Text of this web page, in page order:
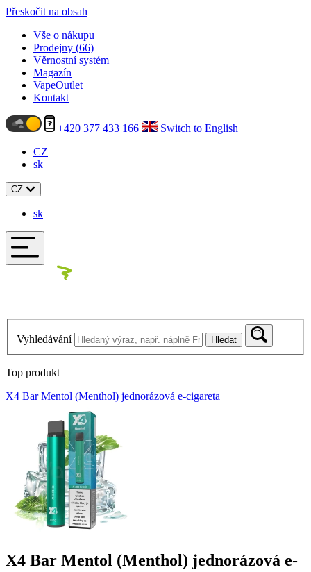
Přeskočit na obsah
Vše o nákupu
Prodejny (66)
Věrnostní systém
Magazín
VapeOutlet
Kontakt
+420 377 433 166
Switch to English
CZ
sk
CZ
sk
Vyhledávání Hledat
Top produkt
X4 Bar Mentol (Menthol) jednorázová e-cigareta
X4 Bar Mentol (Menthol) jednorázová e-